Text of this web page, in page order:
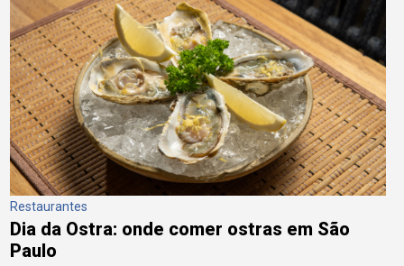
Restaurantes
Dia da Ostra: onde comer ostras em São
Paulo